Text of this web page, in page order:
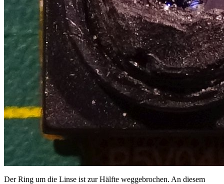
Der Ring um die Linse ist zur Hälfte weggebrochen. An diesem